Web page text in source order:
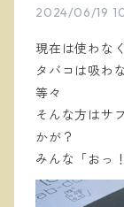
2024/06/19
現在は使わな
タバコは吸
等々
そんな方はサ
かが？
みんな「おっ